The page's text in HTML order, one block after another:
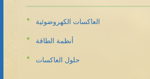
العاكسات الكهروضوئية
أنظمة الطاقة
حلول العاكسات